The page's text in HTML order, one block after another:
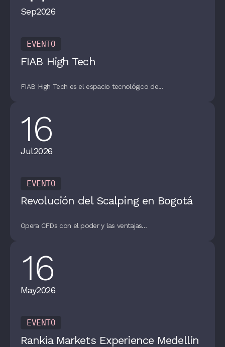
Sep2026
EVENTO
FIAB High Tech
FIAB High Tech es el espacio tecnológico de...
16
Jul2026
EVENTO
Revolución del Scalping en Bogotá
Opera CFDs con el poder y las ventajas...
16
May2026
EVENTO
Rankia Markets Experience Medellín